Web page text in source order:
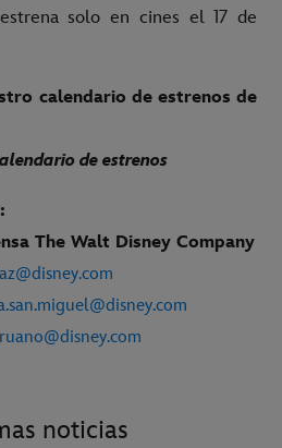
solo en cines el 17 de
calendario de estrenos de
de estrenos
The Walt Disney Company
noticias